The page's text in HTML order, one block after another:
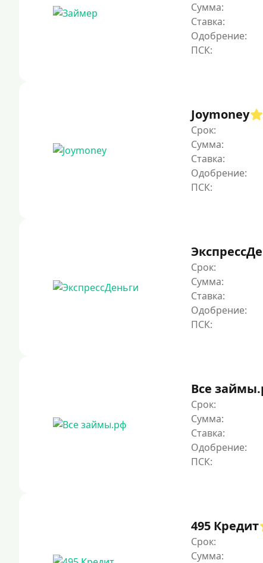
Сумма:
Ставка:
Одобрение:
Joymoney
Срок:
Сумма:
Ставка:
Одобрение:
Срок:
Сумма:
Ставка:
Одобрение:
Все
Срок:
Сумма:
Ставка:
Одобрение:
495 Кредит
Срок:
Сумма: